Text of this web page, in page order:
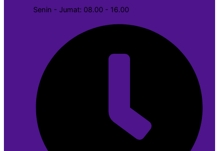
Senin - Jumat: 08.00 - 16.00